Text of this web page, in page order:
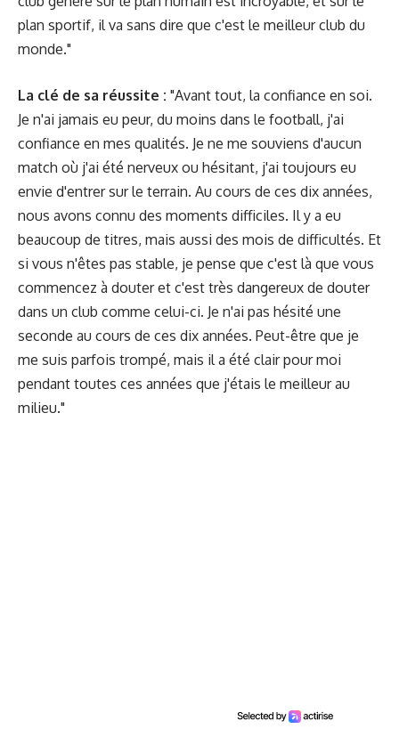
plan sportif, il va sans dire que c'est le meilleur club du
monde."
La clé de sa réussite : "Avant tout, la confiance en soi.
Je n'ai jamais eu peur, du moins dans le football, j'ai
confiance en mes qualités. Je ne me souviens d'aucun
match où j'ai été nerveux ou hésitant, j'ai toujours eu
envie d'entrer sur le terrain. Au cours de ces dix années,
nous avons connu des moments difficiles. Il y a eu
beaucoup de titres, mais aussi des mois de difficultés. Et
si vous n'êtes pas stable, je pense que c'est là que vous
commencez à douter et c'est très dangereux de douter
dans un club comme celui-ci. Je n'ai pas hésité une
seconde au cours de ces dix années. Peut-être que je
me suis parfois trompé, mais il a été clair pour moi
pendant toutes ces années que j'étais le meilleur au
milieu."